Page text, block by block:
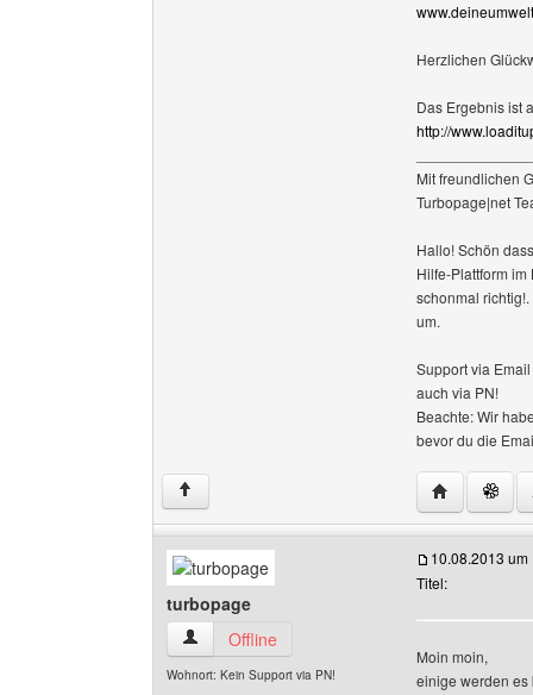
Herzlichen
Das Ergebnis ist
http://
Mit freundlichen
Turbopage|net
Hallo! Schön
Hilfe-Plattform
schonmal
um.
Support via
auch via PN!
Beachte: Wir
bevor du die
↑ Website
turbopage
turbopage Benutzer-Profile anzeigen
Offline
Wohnort: Kein Support via PN!
10.08.2013 um
Titel:
Moin moin,
einige werden